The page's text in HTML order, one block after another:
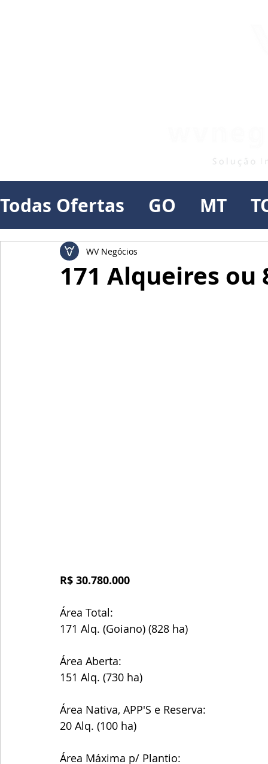
Todas Ofertas GO MT
171 Alqueires ou
WV Negócios
R$ 30.780.000
Área Total:
171 Alq. (Goiano) (828 ha)
Área Aberta:
151 Alq. (730 ha)
Área Nativa, APP'S e Reserva:
20 Alq. (100 ha)
Área Máxima p/ Plantio: